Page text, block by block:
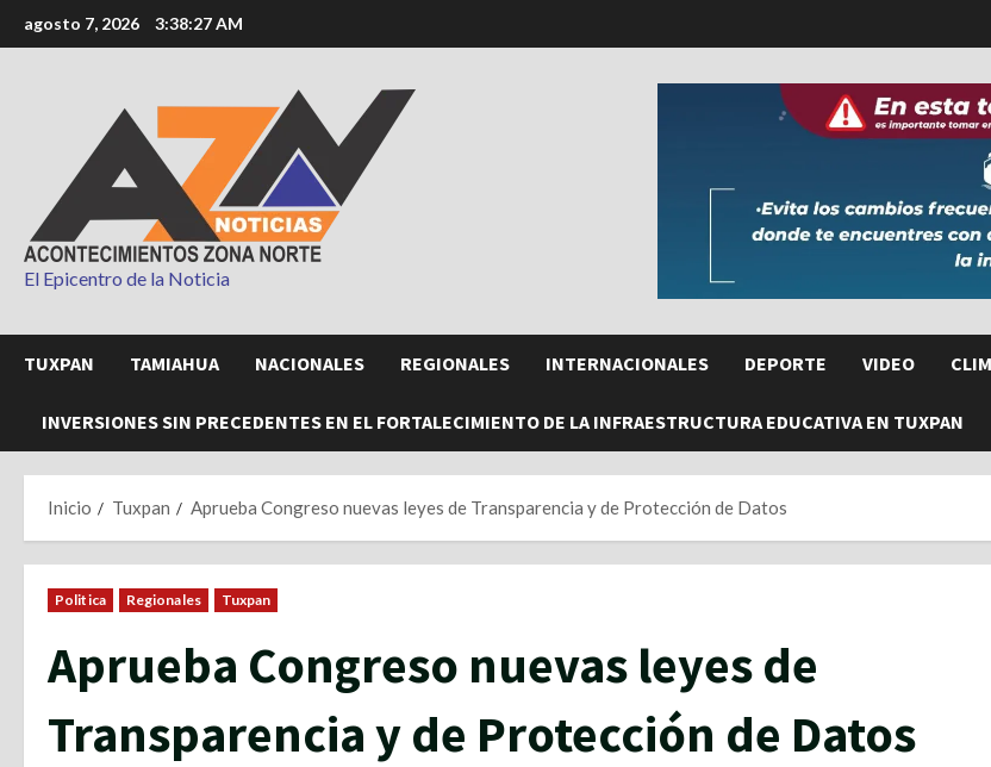
al
agosto 7, 2026 3:38:29 AM
El Epicentro de la Noticia
TUXPAN TAMIAHUA NACIONALES REGIONALES INTERNACIONALES DEPORTE VIDEO
INVERSIONES SIN PRECEDENTES EN EL FORTALECIMIENTO DE LA INFRAESTRUCTURA EDUCATIVA EN TUXPAN
Inicio Tuxpan Aprueba Congreso nuevas leyes de Transparencia y de Protección de Datos
Politica Regionales Tuxpan
Aprueba Congreso nuevas leyes de
Transparencia y de Protección de Datos